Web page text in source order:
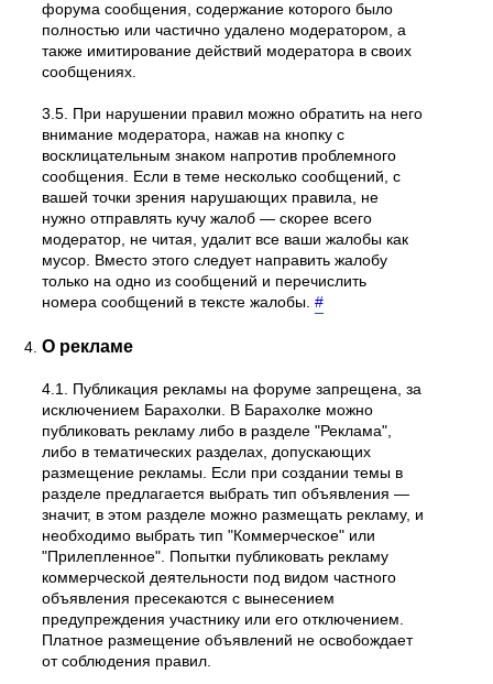
форума сообщения, содержание которого было
полностью или частично удалено модератором, а
также имитирование действий модератора в своих
сообщениях.
3.5. При нарушении правил можно обратить на него
внимание модератора, нажав на кнопку с
восклицательным знаком напротив проблемного
сообщения. Если в теме несколько сообщений, с
вашей точки зрения нарушающих правила, не
нужно отправлять кучу жалоб — скорее всего
модератор, не читая, удалит все ваши жалобы как
мусор. Вместо этого следует направить жалобу
только на одно из сообщений и перечислить
номера сообщений в тексте жалобы.#
О рекламе
4.1. Публикация рекламы на форуме запрещена, за
исключением Барахолки. В Барахолке можно
публиковать рекламу либо в разделе "Реклама",
либо в тематических разделах, допускающих
размещение рекламы. Если при создании темы в
разделе предлагается выбрать тип объявления —
значит, в этом разделе можно размещать рекламу, и
необходимо выбрать тип "Коммерческое" или
"Прилепленное". Попытки публиковать рекламу
коммерческой деятельности под видом частного
объявления пресекаются с вынесением
предупреждения участнику или его отключением.
Платное размещение объявлений не освобождает
от соблюдения правил.